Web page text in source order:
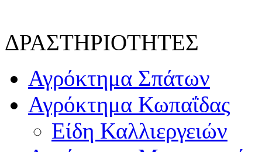
ΔΡΑΣΤΗΡΙΟΤΗΤΕΣ
Αγρόκτημα Σπάτων
Αγρόκτημα Κωπαΐδας
Είδη Καλλιεργειών